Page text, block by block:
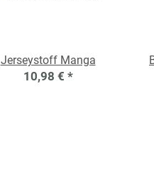
Jerseystoff Manga
10,98 € *